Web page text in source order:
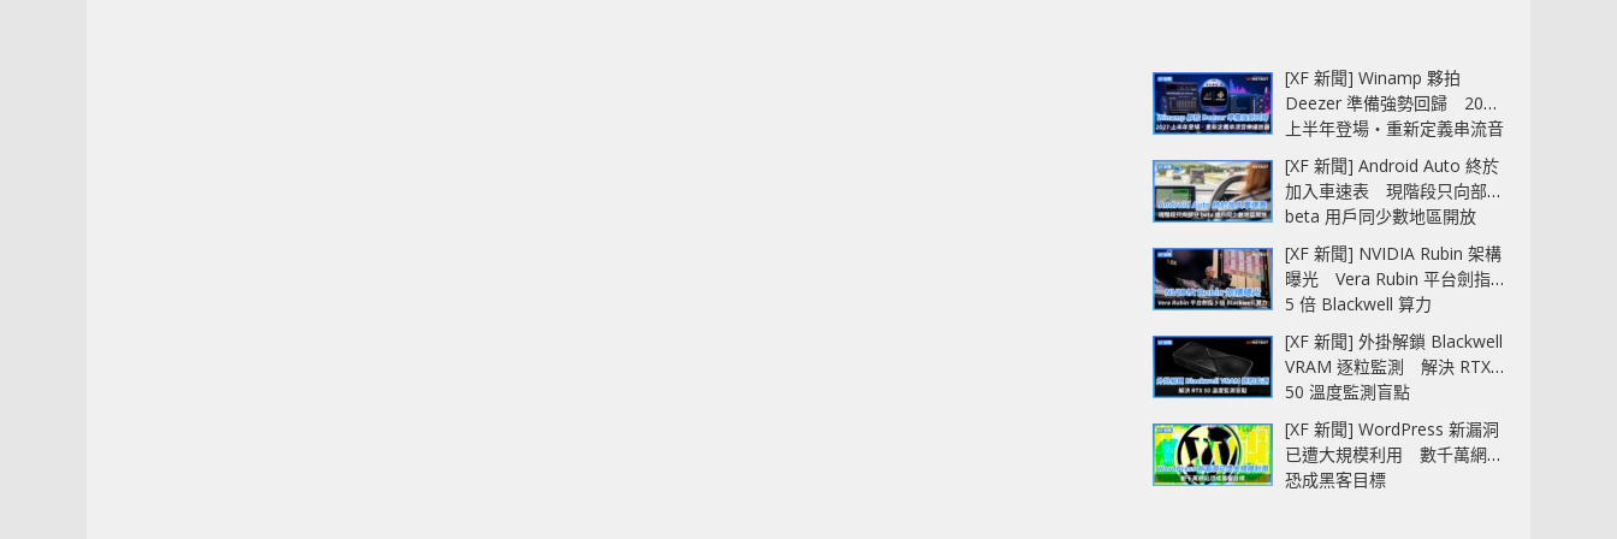
[XF 新聞] Winamp 夥拍
Deezer 準備強勢回歸 2027
上半年登場‧重新定義串流音
樂播放器
[XF 新聞] Android Auto 終於
加入車速表 現階段只向部分
beta 用戶同少數地區開放
[XF 新聞] NVIDIA Rubin 架構
曝光 Vera Rubin 平台劍指
5 倍 Blackwell 算力
[XF 新聞] 外掛解鎖 Blackwell
VRAM 逐粒監測 解決 RTX
50 溫度監測盲點
[XF 新聞] WordPress 新漏洞
已遭大規模利用 數千萬網站
恐成黑客目標